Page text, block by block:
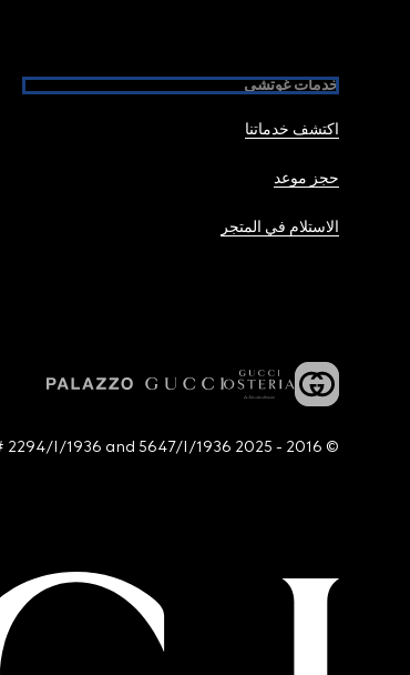
خدمات غوتشي
اكتشف خدماتنا
حجز موعد
الاستلام في المتجر
© 2016 - 2025 Guccio Gucci S.p.A. - All rights reserved. SIAE LICENCE # 2294/I/1936 and 5647/I/1936